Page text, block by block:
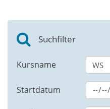
Suchfilter
Kursname
Startdatum